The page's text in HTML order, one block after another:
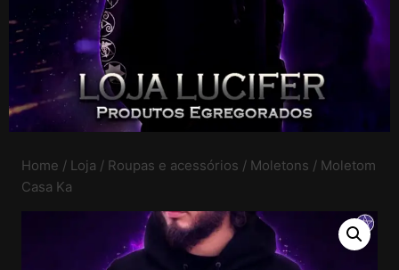
Home / Loja / Roupas e acessórios / Moletons / Moletom
Casa Ka